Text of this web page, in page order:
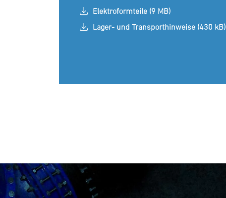
Elektroformteile (9 MB)
Lager- und Transporthinweise (430 kB)